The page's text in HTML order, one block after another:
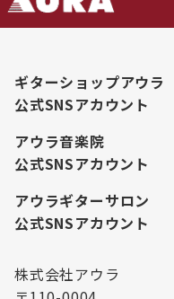
ギターショップアウラ
公式SNSアカウント
アウラ音楽院
公式SNSアカウント
アウラギターサロン
公式SNSアカウント
株式会社アウラ